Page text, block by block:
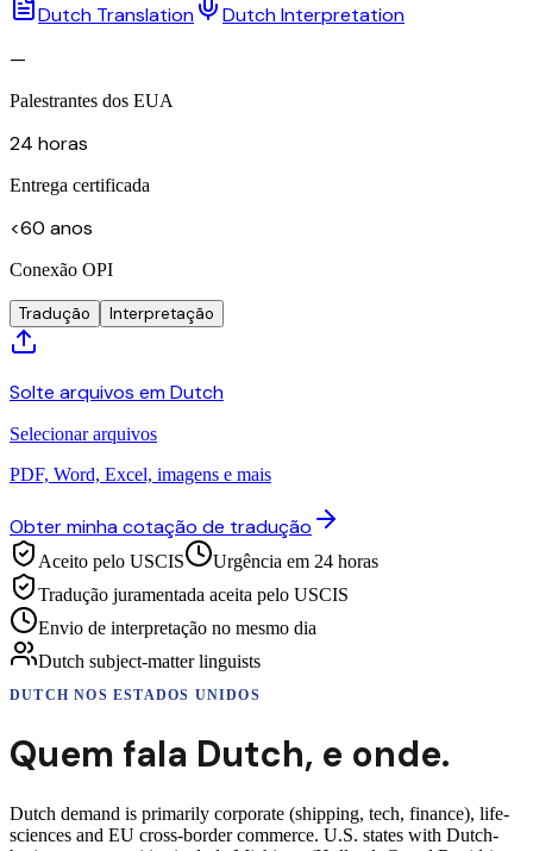
Dutch Translation
Dutch Interpretation
—
Palestrantes dos EUA
24 horas
Entrega certificada
<60 anos
Conexão OPI
Tradução Interpretação
Solte arquivos em Dutch
Selecionar arquivos
PDF, Word, Excel, imagens e mais
Obter minha cotação de tradução
Aceito pelo USCIS
Urgência em 24 horas
Tradução juramentada aceita pelo USCIS
Envio de interpretação no mesmo dia
Dutch subject-matter linguists
DUTCH NOS ESTADOS UNIDOS
Quem fala Dutch, e onde.
Dutch demand is primarily corporate (shipping, tech, finance), life-
sciences and EU cross-border commerce. U.S. states with Dutch-